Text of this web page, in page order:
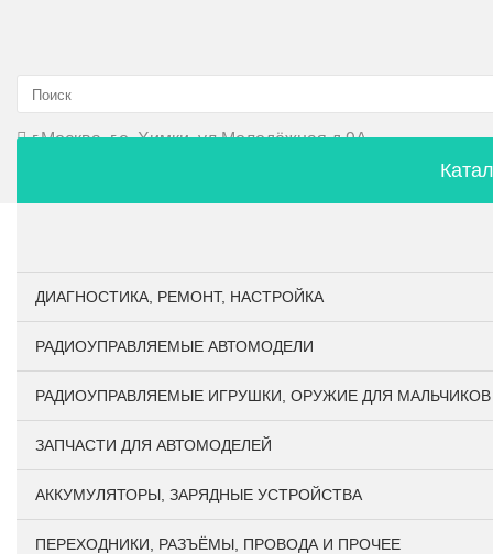
г.Москва, г.о. Химки, ул.Молодёжная д.9А
ДИАГНОСТИКА, РЕМОНТ, НАСТРОЙКА
РАДИОУПРАВЛЯЕМЫЕ АВТОМОДЕЛИ
РАДИОУПРАВЛЯЕМЫЕ ИГРУШКИ, ОРУЖИЕ ДЛЯ МАЛЬЧИКОВ
ЗАПЧАСТИ ДЛЯ АВТОМОДЕЛЕЙ
АККУМУЛЯТОРЫ, ЗАРЯДНЫЕ УСТРОЙСТВА
ПЕРЕХОДНИКИ, РАЗЪЁМЫ, ПРОВОДА И ПРОЧЕЕ